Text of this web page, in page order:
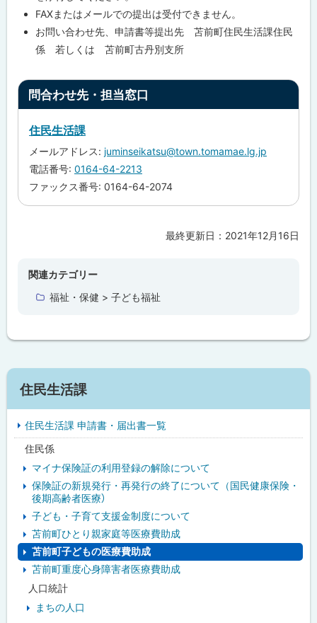
FAXまたはメールでの提出は受付できません。
お問い合わせ先、申請書等提出先 苫前町住民生活課住民
係 若しくは 苫前町古丹別支所
ト
問合わせ先・担当窓口
住民生活課
メールアドレス: juminseikatsu@town.tomamae.lg.jp
電話番号: 0164-64-2213
ファックス番号: 0164-64-2074
最終更新日： 2021年12月16日
関連カテゴリー
福祉・保健 > 子ども福祉
サ
イ
ド
ー
住民生活課
住民生活課 申請書・届出書一覧
住民係
マイナ保険証の利用登録の解除について
保険証の新規発行・再発行の終了について（国民健康保険・
後期高齢者医療）
子ども・子育て支援金制度について
苫前町ひとり親家庭等医療費助成
苫前町子どもの医療費助成
苫前町重度心身障害者医療費助成
人口統計
まちの人口